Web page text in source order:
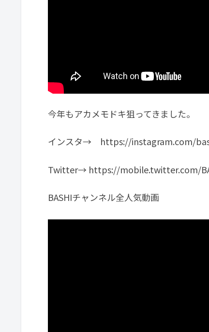
今年もアカメモドキ狙ってきました。
インスタ→ https://instagram.com/
Twitter→ https://mobile.twitter.com/
BASHIチャンネル全人気動画